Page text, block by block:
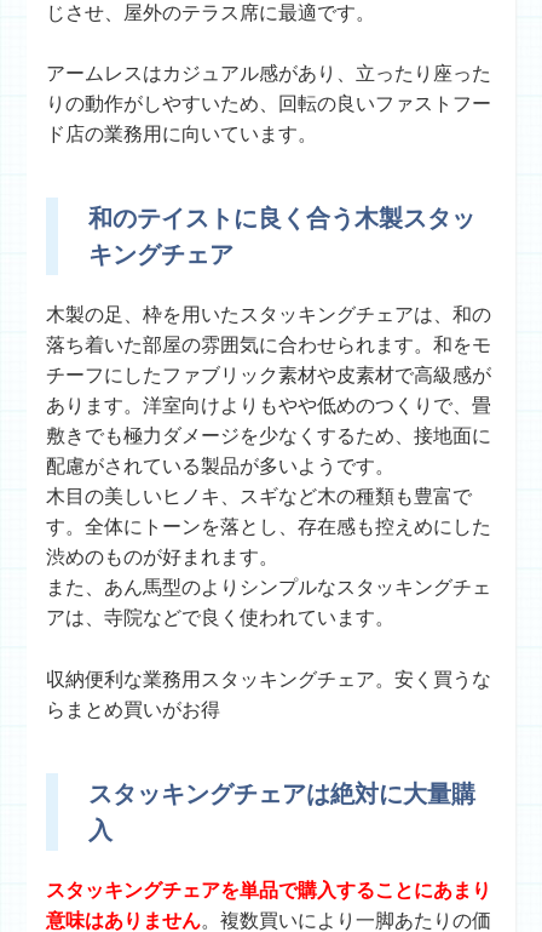
じさせ、屋外のテラス席に最適です。
アームレスはカジュアル感があり、立ったり座った
りの動作がしやすいため、回転の良いファストフー
ド店の業務用に向いています。
和のテイストに良く合う木製スタッ
キングチェア
木製の足、枠を用いたスタッキングチェアは、和の
落ち着いた部屋の雰囲気に合わせられます。和をモ
チーフにしたファブリック素材や皮素材で高級感が
あります。洋室向けよりもやや低めのつくりで、畳
敷きでも極力ダメージを少なくするため、接地面に
配慮がされている製品が多いようです。
木目の美しいヒノキ、スギなど木の種類も豊富で
す。全体にトーンを落とし、存在感も控えめにした
渋めのものが好まれます。
また、あん馬型のよりシンプルなスタッキングチェ
アは、寺院などで良く使われています。
収納便利な業務用スタッキングチェア。安く買うな
らまとめ買いがお得
スタッキングチェアは絶対に大量購
入
スタッキングチェアを単品で購入することにあまり
意味はありません。複数買いにより一脚あたりの価